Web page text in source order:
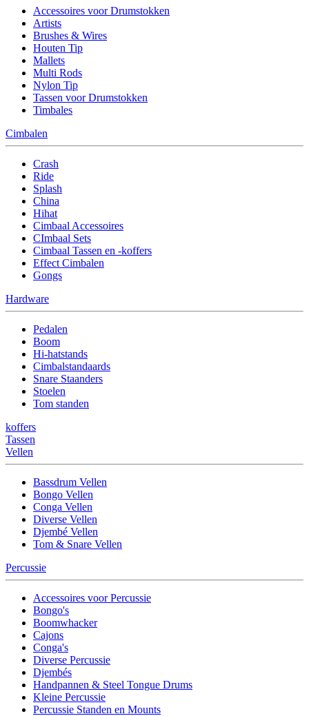
Accessoires voor Drumstokken
Artists
Brushes & Wires
Houten Tip
Mallets
Multi Rods
Nylon Tip
Tassen voor Drumstokken
Timbales
Cimbalen
Crash
Ride
Splash
China
Hihat
Cimbaal Accessoires
CImbaal Sets
Cimbaal Tassen en -koffers
Effect Cimbalen
Gongs
Hardware
Pedalen
Boom
Hi-hatstands
Cimbalstandaards
Snare Staanders
Stoelen
Tom standen
koffers
Tassen
Vellen
Bassdrum Vellen
Bongo Vellen
Conga Vellen
Diverse Vellen
Djembé Vellen
Tom & Snare Vellen
Percussie
Accessoires voor Percussie
Bongo's
Boomwhacker
Cajons
Conga's
Diverse Percussie
Djembés
Handpannen & Steel Tongue Drums
Kleine Percussie
Percussie Standen en Mounts